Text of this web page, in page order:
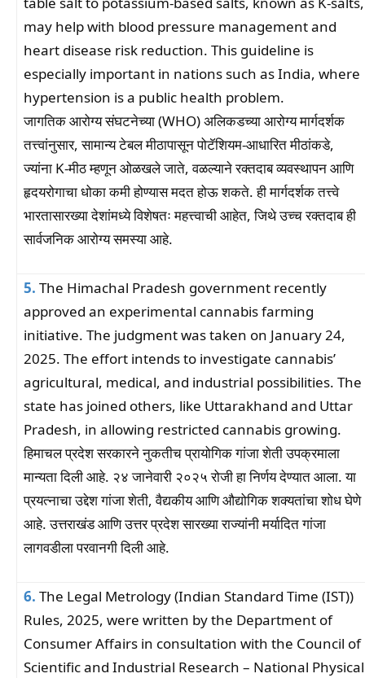
may help with blood pressure management and
heart disease risk reduction. This guideline is
especially important in nations such as India, where
hypertension is a public health problem.
जागतिक आरोग्य संघटनेच्या (WHO) अलिकडच्या आरोग्य मार्गदर्शक
तत्त्वांनुसार, सामान्य टेबल मीठापासून पोटॅशियम-आधारित मीठांकडे,
ज्यांना K-मीठ म्हणून ओळखले जाते, वळल्याने रक्तदाब व्यवस्थापन आणि
हृदयरोगाचा धोका कमी होण्यास मदत होऊ शकते. ही मार्गदर्शक तत्त्वे
भारतासारख्या देशांमध्ये विशेषतः महत्त्वाची आहेत, जिथे उच्च रक्तदाब ही
सार्वजनिक आरोग्य समस्या आहे.
5. The Himachal Pradesh government recently
approved an experimental cannabis farming
initiative. The judgment was taken on January 24,
2025. The effort intends to investigate cannabis’
agricultural, medical, and industrial possibilities. The
state has joined others, like Uttarakhand and Uttar
Pradesh, in allowing restricted cannabis growing.
हिमाचल प्रदेश सरकारने नुकतीच प्रायोगिक गांजा शेती उपक्रमाला
मान्यता दिली आहे. २४ जानेवारी २०२५ रोजी हा निर्णय देण्यात आला. या
प्रयत्नाचा उद्देश गांजा शेती, वैद्यकीय आणि औद्योगिक शक्यतांचा शोध घेणे
आहे. उत्तराखंड आणि उत्तर प्रदेश सारख्या राज्यांनी मर्यादित गांजा
लागवडीला परवानगी दिली आहे.
6. The Legal Metrology (Indian Standard Time (IST))
Rules, 2025, were written by the Department of
Consumer Affairs in consultation with the Council of
Scientific and Industrial Research – National Physical